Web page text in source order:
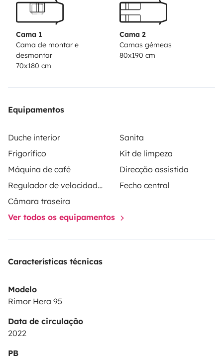
Cama 1
Cama de montar e
desmontar
70x180 cm
Cama 2
Camas gémeas
80x190 cm
Equipamentos
Duche interior
Sanita
Frigorífico
Kit de limpeza
Máquina de café
Direcção assistida
Regulador de velocidade / Cruise Control
Fecho central
Câmara traseira
Ver todos os equipamentos
Características técnicas
Modelo
Rimor Hera 95
Data de circulação
2022
PB